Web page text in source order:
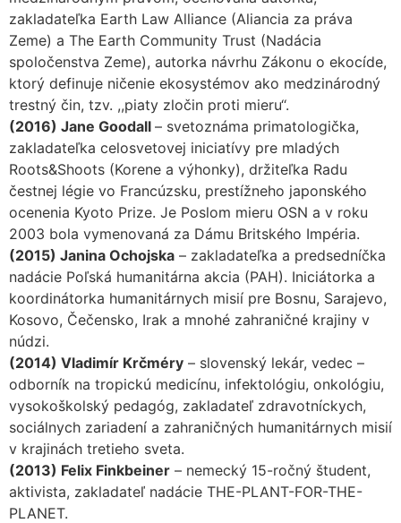
zakladateľka Earth Law Alliance (Aliancia za práva
Zeme) a The Earth Community Trust (Nadácia
spoločenstva Zeme), autorka návrhu Zákonu o ekocíde,
ktorý definuje ničenie ekosystémov ako medzinárodný
trestný čin, tzv. ,,piaty zločin proti mieru‘‘.
(2016) Jane Goodall – svetoznáma primatologička,
zakladateľka celosvetovej iniciatívy pre mladých
Roots&Shoots (Korene a výhonky), držiteľka Radu
čestnej légie vo Francúzsku, prestížneho japonského
ocenenia Kyoto Prize. Je Poslom mieru OSN a v roku
2003 bola vymenovaná za Dámu Britského Impéria.
(2015) Janina Ochojska – zakladateľka a predsedníčka
nadácie Poľská humanitárna akcia (PAH). Iniciátorka a
koordinátorka humanitárnych misií pre Bosnu, Sarajevo,
Kosovo, Čečensko, Irak a mnohé zahraničné krajiny v
núdzi.
(2014) Vladimír Krčméry – slovenský lekár, vedec –
odborník na tropickú medicínu, infektológiu, onkológiu,
vysokoškolský pedagóg, zakladateľ zdravotníckych,
sociálnych zariadení a zahraničných humanitárnych misií
v krajinách tretieho sveta.
(2013) Felix Finkbeiner – nemecký 15-ročný študent,
aktivista, zakladateľ nadácie THE-PLANT-FOR-THE-
PLANET.